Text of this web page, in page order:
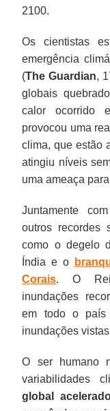
2100.
Os cientistas
emergência
(The Guardian,
globais
calor ocorrido
provocou uma
clima, que estão
atingiu níveis
uma ameaça
Juntamente
outros recordes
como o degelo
Índia e o
Corais. O
inundações
em todo o país
inundações
O ser humano
variabilidades
global